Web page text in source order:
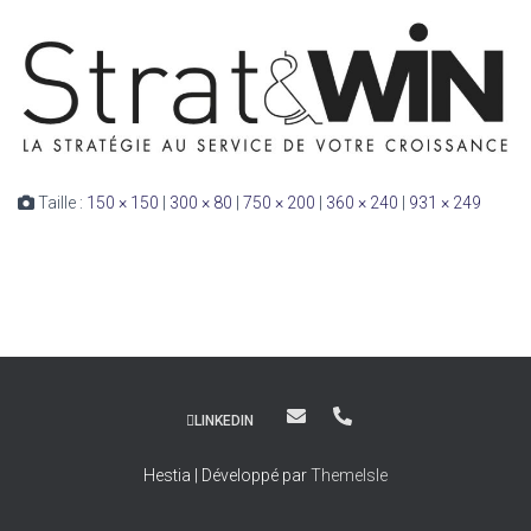
Taille : 150 × 150 | 300 × 80 | 750 × 200 | 360 × 240 | 931 × 249
LINKEDIN
Hestia | Développé parThemeIsle